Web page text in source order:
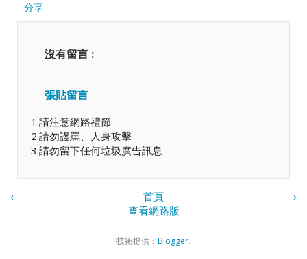
分享
沒有留言 :
張貼留言
1.請注意網路禮節
2.請勿謾罵、人身攻擊
3.請勿留下任何垃圾廣告訊息
‹ ›
首頁
查看網路版
技術提供： Blogger.